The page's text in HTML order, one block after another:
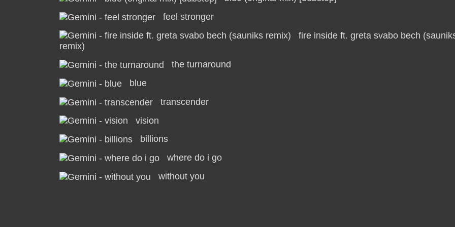
feel stronger
fire inside ft. greta svabo bech
remix)
the turnaround
blue
transcender
vision
billions
where do i go
without you